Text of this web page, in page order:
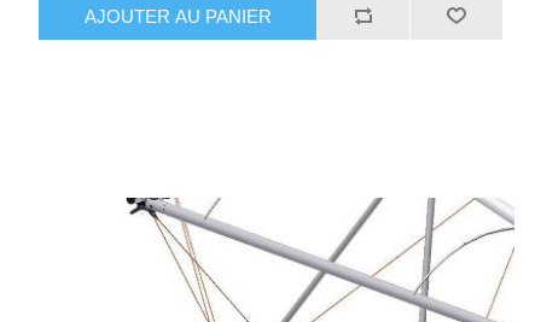
AJOUTER AU PANIER